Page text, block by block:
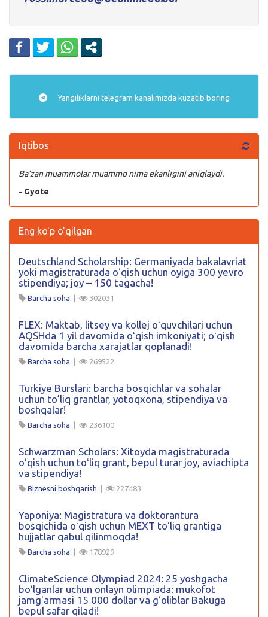
Yangiliklarni telegram kanalimizda kuzatib boring
Iqtibos
Ba’zan muammolar muammo nima ekanligini aniqlaydi.
- Gyote
Eng ko'p o'qilgan
Deutschland Scholarship: Germaniyada bakalavriat
yoki magistraturada oʻqish uchun oyiga 300 yevro
stipendiya; joy – 150 tagacha!
Barcha soha | 302031
FLEX: Maktab, litsey va kollej oʻquvchilari uchun
AQSHda 1 yil davomida oʻqish imkoniyati; oʻqish
davomida barcha xarajatlar qoplanadi!
Barcha soha | 269522
Turkiye Burslari: barcha bosqichlar va sohalar
uchun to’liq grantlar, yotoqxona, stipendiya va
boshqalar!
Barcha soha | 236100
Schwarzman Scholars: Xitoyda magistraturada
oʻqish uchun toʻliq grant, bepul turar joy, aviachipta
va stipendiya!
Biznesni boshqarish | 227483
Yaponiya: Magistratura va doktorantura
bosqichida oʻqish uchun MEXT toʻliq grantiga
hujjatlar qabul qilinmoqda!
Barcha soha | 178929
ClimateScience Olympiad 2024: 25 yoshgacha
boʻlganlar uchun onlayn olimpiada: mukofot
jamgʻarmasi 15 000 dollar va gʻoliblar Bakuga
bepul safar qiladi!